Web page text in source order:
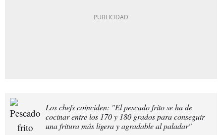
Los chefs coinciden: "El pescado frito se ha de
cocinar entre los 170 y 180 grados para conseguir
una fritura más ligera y agradable al paladar"